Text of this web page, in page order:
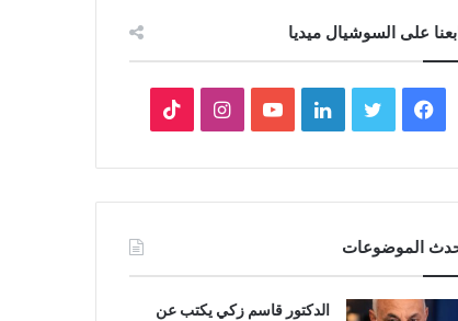
على السوشيال ميديا
فيسبوكتويتر لينكدإنيوتيوبانستقرام
الموضوعات
الدكتور قاسم زكي يكتب عن